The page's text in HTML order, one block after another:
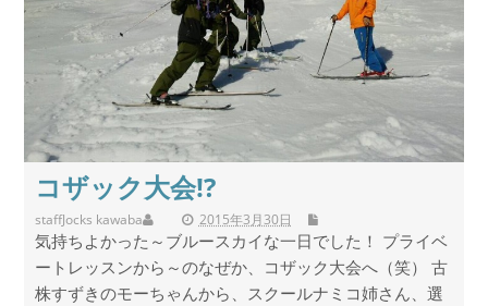
コザック大会!?
staff 2015年3月30日
Jocks kawaba
気持ちよかった～ブルースカイな一日でした！ プライベ
ートレッスンから～のなぜか、コザック大会へ（笑） 古
株すずきのモーちゃんから、スクールナミコ姉さん、選